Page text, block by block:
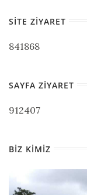
SITE ZIYARET
841868
SAYFA ZIYARET
912407
BIZ KIMIZ